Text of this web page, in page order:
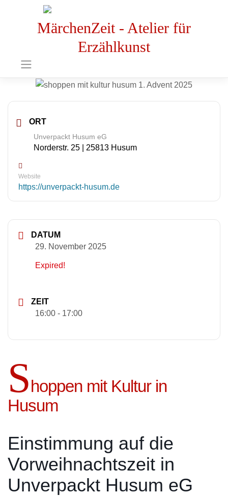
MärchenZeit - Atelier für
Erzählkunst
ORT
Unverpackt Husum eG
Norderstr. 25 | 25813 Husum
Website
https://unverpackt-husum.de
DATUM
29. November 2025
Expired!
ZEIT
16:00 - 17:00
Shoppen mit Kultur in
Husum
Einstimmung auf die
Vorweihnachtszeit in
Unverpackt Husum eG